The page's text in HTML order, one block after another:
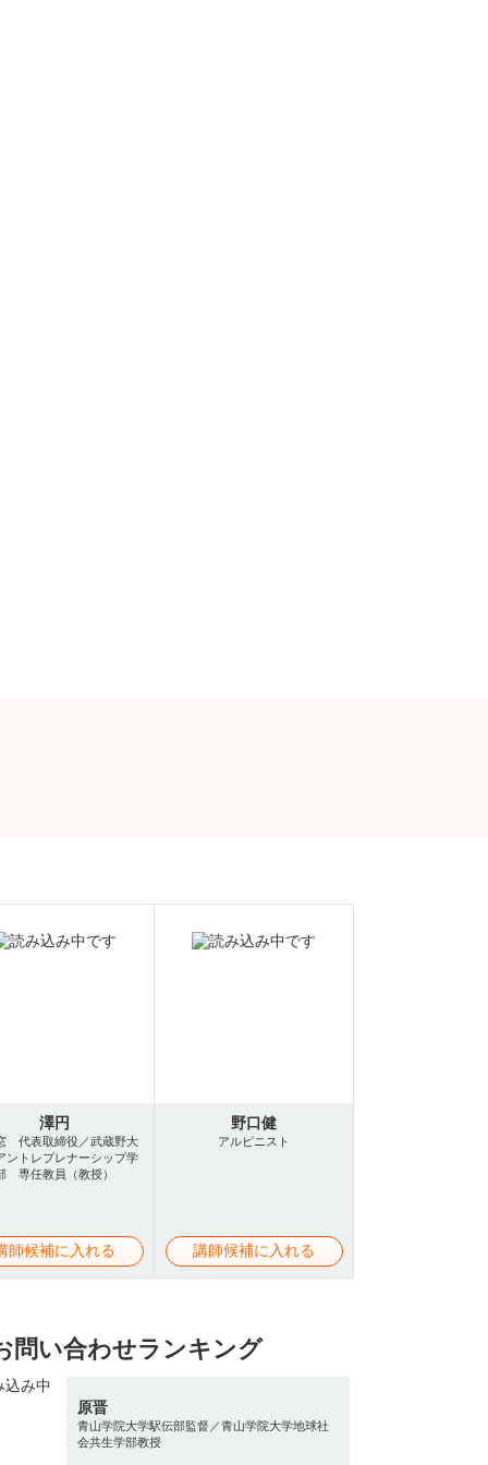
澤円
代表取締役／武蔵野大
トレプレナーシップ学
専任教員（教授）
師候補に入れる
野口健
アルピニスト
講師候補に入れる
問い合わせランキング
原晋
青山学院大学駅伝部監督／青山学院大学地球社
会共生学部教授